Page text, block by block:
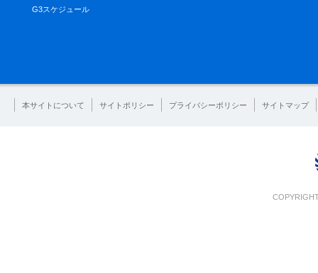
G3スケジュール
本サイトについて サイトポリシー プライバシーポリシー サイトマップ